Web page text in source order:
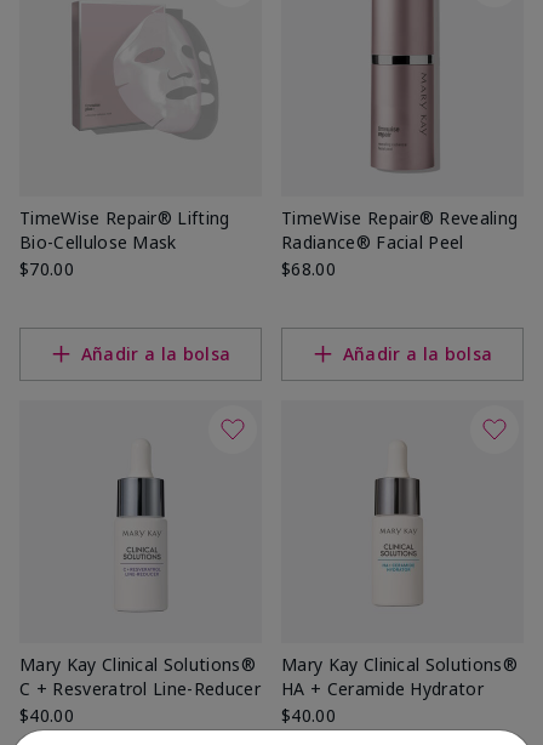
TimeWise Repair® Lifting
Bio-Cellulose Mask
$70.00
Añadir a la bolsa
TimeWise Repair® Revealing
Radiance® Facial Peel
$68.00
Añadir a la bolsa
Mary Kay Clinical Solutions®
C + Resveratrol Line-Reducer
$40.00
Mary Kay Clinical Solutions®
HA + Ceramide Hydrator
$40.00